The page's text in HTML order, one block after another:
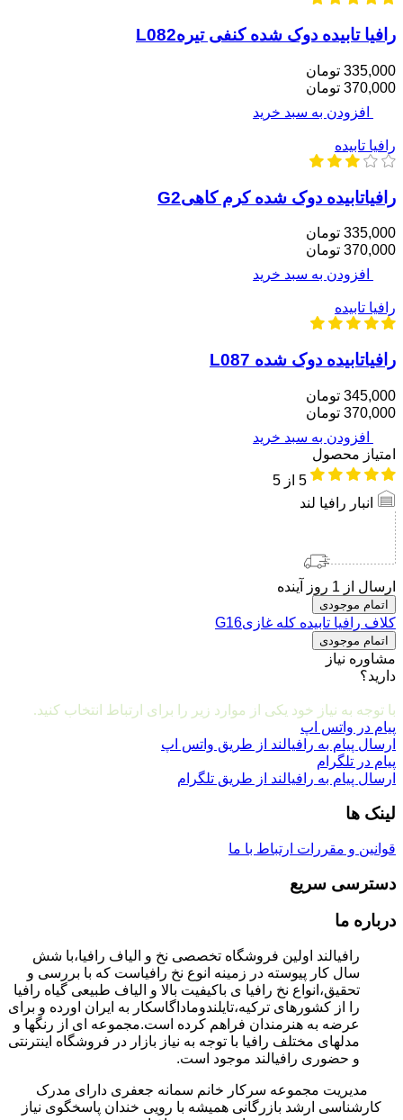
رافیا تابیده دوک شده کنفی تیرهL082
335,000 تومان
370,000 تومان
افزودن به سبد خرید
رافیا تابیده
رافیاتابیده دوک شده‌ کرم کاهیG2
335,000 تومان
370,000 تومان
افزودن به سبد خرید
رافیا تابیده
رافیاتابیده دوک شده L087
345,000 تومان
370,000 تومان
افزودن به سبد خرید
امتیاز محصول
5 از 5
انبار رافیا لند
ارسال از 1 روز آینده
اتمام موجودی
کلاف رافیا تابیده کله غازیG16
اتمام موجودی
مشاوره نیاز
دارید؟
با توجه به نیاز خود یکی از موارد زیر را برای ارتباط انتخاب کنید.
پیام در واتس اپ
ارسال پیام به رافیالند از طریق واتس اپ
پیام در تلگرام
ارسال پیام به رافیالند از طریق تلگرام
لینک ها
قوانین و مقررات ارتباط با ما
دسترسی سریع
درباره ما
رافیالند اولین فروشگاه تخصصی نخ و الیاف رافیا،با شش
سال کار پیوسته در زمینه انوع نخ رافیاست که با بررسی و
تحقیق،انواع نخ رافیا ی باکیفیت بالا و الیاف طبیعی گیاه رافیا
را از کشورهای ترکیه،تایلندوماداگاسکار به ایران اورده و برای
عرضه به هنرمندان فراهم کرده است.مجموعه ای از رنگها و
مدلهای مختلف رافیا با توجه به نیاز بازار در فروشگاه اینترنتی
و حضوری رافیالند موجود است.
مدیریت مجموعه سرکار خانم سمانه جعفری دارای مدرک
کارشناسی ارشد بازرگانی همیشه با رویی خندان پاسخگوی نیاز